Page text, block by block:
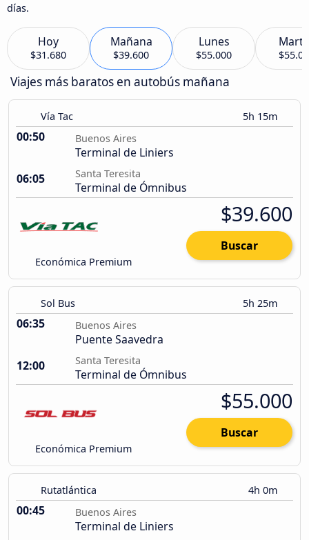
días.
Hoy
$31.680
Mañana
$39.600
Lunes
$55.000
Viajes más baratos en autobús mañana
Vía Tac 5h 15m
00:50 Buenos Aires
Terminal de Liniers
06:05
Santa Teresita
Terminal de Ómnibus
Económica Premium
$39.600
Buscar
Sol Bus 5h 25m
06:35 Buenos Aires
Puente Saavedra
12:00
Santa Teresita
Terminal de Ómnibus
Económica Premium
$55.000
Buscar
Rutatlántica 4h 0m
00:45 Buenos Aires
Terminal de Liniers